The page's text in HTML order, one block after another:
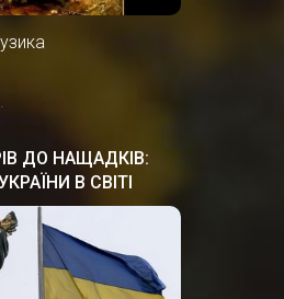
ДО НАЩАДКІВ:
В СВІТІ